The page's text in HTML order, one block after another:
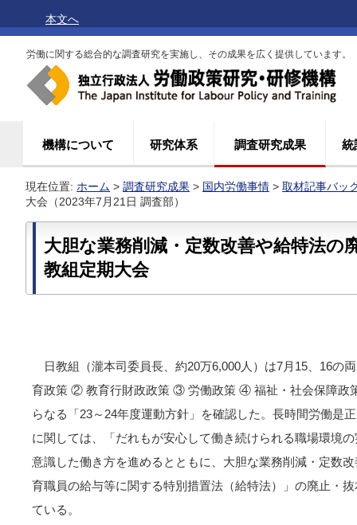
本文へ
労働に関する総合的な調査研究を実施し、その成果を広く提供しています。
機構について 研究体系 調査研究成果 統
現在位置: ホーム > 調査研究成果 > 国内労働事情 > 取材記事バッ
大会（2023年7月21日 調査部）
大胆な業務削減・定数改善や給特法の
教組定期大会
日教組（瀧本司委員長、約20万6,000人）は7月15、16の
育政策 ② 教育行財政政策 ③ 労働政策 ④ 福祉・社会保障
らなる「23～24年度運動方針」を確認した。長時間労働是
に関しては、「だれもが安心して働き続けられる職場環境
意識した働き方を進めるとともに、大胆な業務削減・定数
育職員の給与等に関する特別措置法（給特法）」の廃止・
ている。